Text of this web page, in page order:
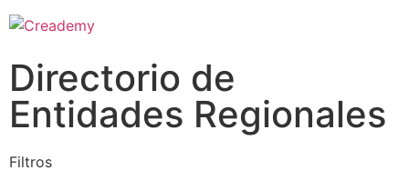
Directorio de
Entidades Regionales
Filtros